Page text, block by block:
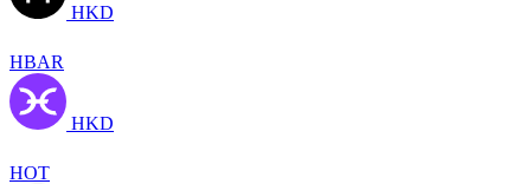
HKD
HBAR
HKD
HOT